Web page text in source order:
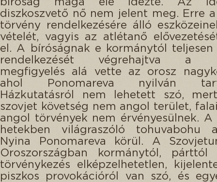
diszkoszvető nő nem jelent meg. Erre
törvény rendelkezésére álló
vételét, vagyis az atlétanő
el. A bíróságnak e kormánytól
rendelkezését végrehajtva a
megfigyelés alá vette az orosz
ahol Ponomareva nyilván
Házkutatásról nem lehetett szó,
szovjet követség nem angol terület,
angol törvények nem érvényesülnek. A
hetekben világraszóló tohuvabohu
Nyina Ponomareva körül. A
Oroszországban kormánytól, párttól
törvénykezés elképzelhetetlen,
piszkos provokációról van szó, és